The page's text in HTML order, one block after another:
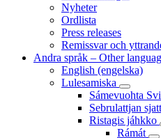
Nyheter
Ordlista
Press releases
Remissvar och
Andra språk – Other
English (engelska)
Lulesamiska
Sámevuohta
Sebrulattjan
Ristagis jáhkko
Rámát